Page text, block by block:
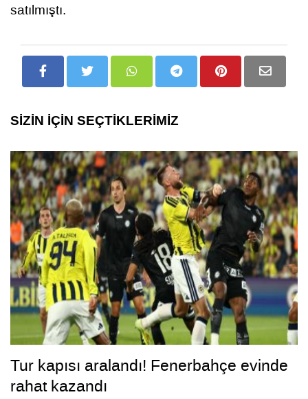
satılmıştı.
SİZİN İÇİN SEÇTİKLERİMİZ
Tur kapısı aralandı! Fenerbahçe evinde
rahat kazandı